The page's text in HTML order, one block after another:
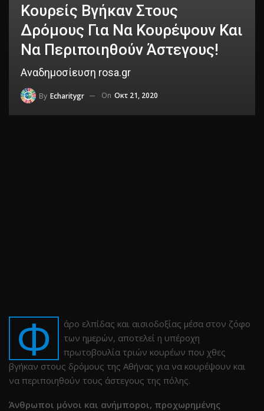
Κουρείς Βγήκαν Στους
Δρόμους Για Να Κουρέψουν Και
Να Περιποιηθούν Άστεγους!
Αναδημοσίευση rosa.gr
By Echaritygr On Οκτ 21, 2020
Φ
άρο ελπίδας και αισιοδοξίας μέσα στον ζόφο
των ημερών, αποτελεί η υπέροχη
πρωτοβουλία τριών κουρέων που χθες
βγήκαν στους δρόμους της Αθήνας για να κουρέψουν και
να περιποιηθούν τους άστεγους της πόλης.
Άνθρωποι μόνοι και ανήμποροι, προχωρημένης